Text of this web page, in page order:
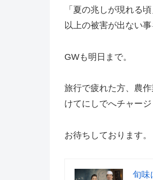
「夏の兆しが現れる
以上の被害が出ない事
GWも明日まで。
旅行で疲れた方、農
けてにしでへチャージ
お待ちしております。
旬